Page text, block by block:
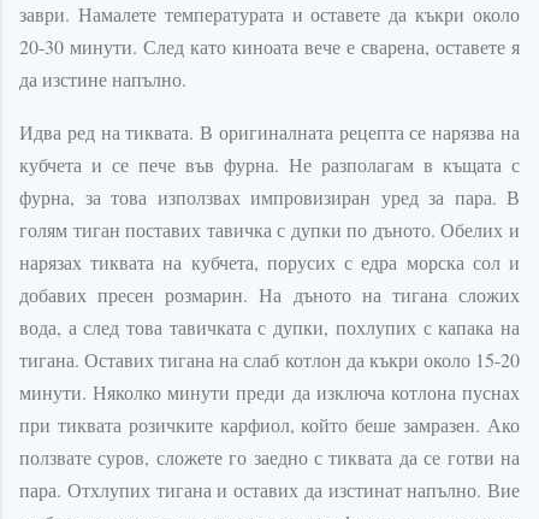
заври. Намалете температурата и оставете да къкри около
20-30 минути. След като киноата вече е сварена, оставете я
да изстине напълно.
Идва ред на тиквата. В оригиналната рецепта се нарязва на
кубчета и се пече във фурна. Не разполагам в къщата с
фурна, за това използвах импровизиран уред за пара. В
голям тиган поставих тавичка с дупки по дъното. Обелих и
нарязах тиквата на кубчета, порусих с едра морска сол и
добавих пресен розмарин. На дъното на тигана сложих
вода, а след това тавичката с дупки, похлупих с капака на
тигана. Оставих тигана на слаб котлон да къкри около 15-20
минути. Няколко минути преди да изключа котлона пуснах
при тиквата розичките карфиол, който беше замразен. Ако
ползвате суров, сложете го заедно с тиквата да се готви на
пара. Отхлупих тигана и оставих да изстинат напълно. Вие